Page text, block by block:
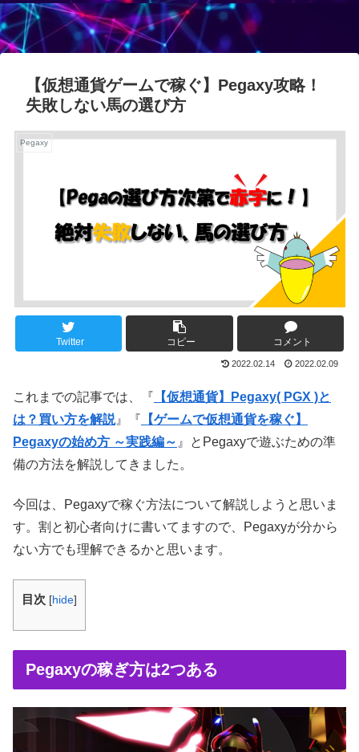
【仮想通貨ゲームで稼ぐ】Pegaxy攻略！
失敗しない馬の選び方
Pegaxy
Twitter コピー コメント
2022.02.14 2022.02.09
これまでの記事では、『 【仮想通貨】Pegaxy( PGX )と
は？買い方を解説』『 【ゲームで仮想通貨を稼ぐ】
Pegaxyの始め方 ～実践編～ 』とPegaxyで遊ぶための準
備の方法を解説してきました。
今回は、Pegaxyで稼ぐ方法について解説しようと思いま
す。割と初心者向けに書いてますので、Pegaxyが分から
ない方でも理解できるかと思います。
目次 [hide]
Pegaxyの稼ぎ方は2つある